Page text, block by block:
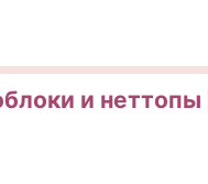
и неттопы